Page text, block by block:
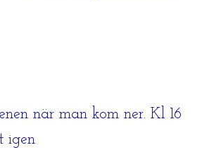
när man kom ner. Kl 16
igen